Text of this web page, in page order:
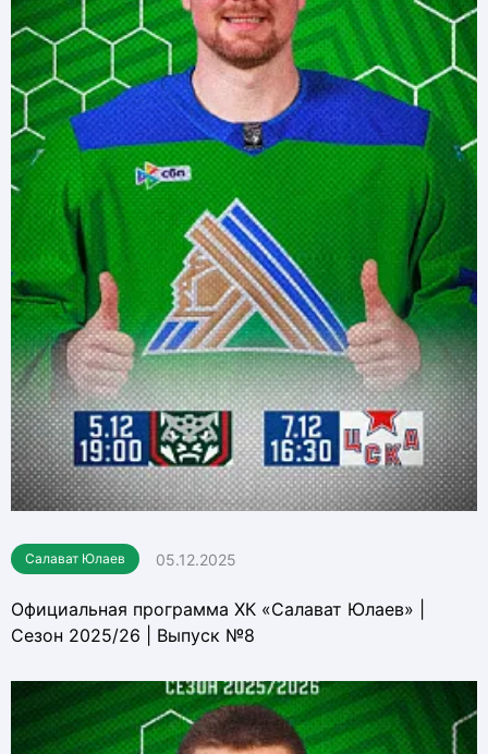
Салават Юлаев 05.12.2025
Официальная программа ХК «Салават Юлаев» |
Сезон 2025/26 | Выпуск №8